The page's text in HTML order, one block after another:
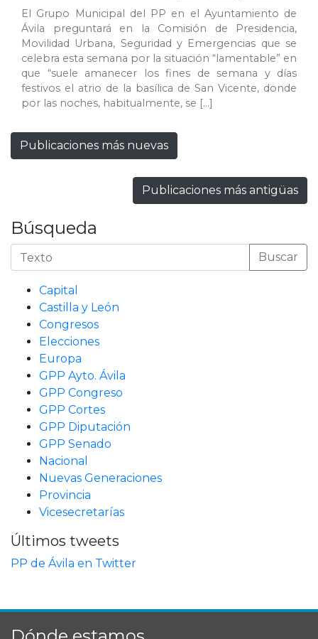
El Grupo Municipal del PP en el Ayuntamiento de
Ávila preguntará en la Comisión de Presidencia,
Movilidad Urbana, Seguridad y Emergencias que se
celebra esta semana por la situación “lamentable” en
que “suele amanecer los fines de semana y días
festivos el atrio de la basílica de San Vicente, donde
por las noches, habitualmente, se […]
Publicaciones más nuevas
Publicaciones más antigüas
Búsqueda
Buscar
Capital
Castilla y León
Congresos
Elecciones
Europa
GPP Ayto. Ávila
GPP Congreso
GPP Cortes
GPP Diputación
GPP Senado
Nacional
Nuevas Generaciones
Provincia
Vicesecretarías
Últimos tweets
PP de Ávila en Twitter